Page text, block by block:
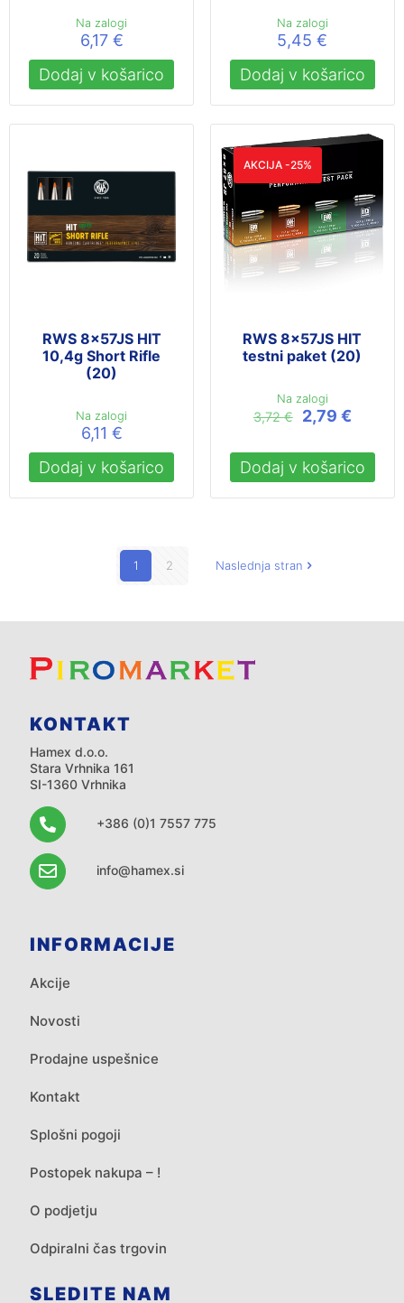
Na zalogi
6,17 €
Dodaj v košarico
Na zalogi
5,45€
Dodaj v košarico
RWS 8x57JS HIT
10,4g Short Rifle
(20)
Na zalogi
6,11 €
Dodaj v košarico
AKCIJA -25%
RWS 8x57JS HIT
testni paket (20)
Na zalogi
3,72€
Izvirna
je
bila:
3,72 €.
2,79 €
je:
2,79 €.
Dodaj v košarico
1 2 Naslednja stran
KONTAKT
Hamex d.o.o.
Stara Vrhnika 161
SI-1360 Vrhnika
+386 (0)1 7557 775
info@hamex.si
INFORMACIJE
Akcije
Novosti
Prodajne uspešnice
Kontakt
Splošni pogoji
Postopek nakupa – !
O podjetju
Odpiralni čas trgovin
SLEDITE NAM